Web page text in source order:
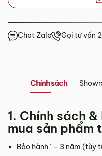
Chat Zalo Gọi tư vấn
Chính sách
1. Chính sách
mua sản phẩm
Bảo hành 1 – 3 năm (tùy
Showroom tại
– Địa chỉ:
Số 223 Lê Đình
Showroom mở cửa từ
Chủ Nhật)